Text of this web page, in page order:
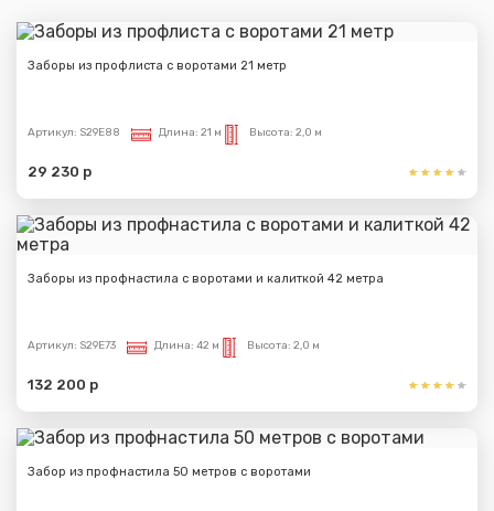
Заборы из профлиста с воротами 21 метр
Артикул: S29E88 Длина: 21 м Высота: 2,0 м
29 230 р
Заборы из профнастила с воротами и калиткой 42 метра
Артикул: S29E73 Длина: 42 м Высота: 2,0 м
132 200 р
Забор из профнастила 50 метров с воротами